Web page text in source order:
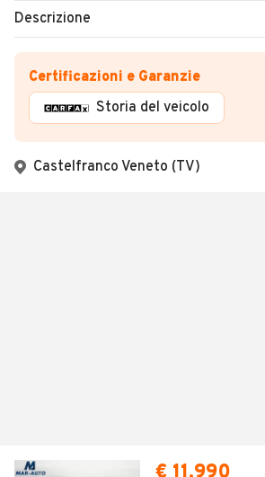
Descrizione
Certificazioni e Garanzie
Storia del veicolo
Castelfranco Veneto (TV)